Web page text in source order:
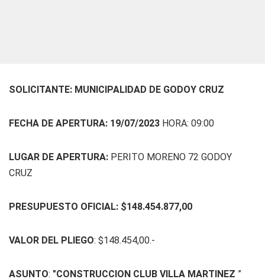
SOLICITANTE: MUNICIPALIDAD DE GODOY CRUZ
FECHA DE APERTURA: 19/07/2023 HORA: 09:00
LUGAR DE APERTURA: PERITO MORENO 72 GODOY
CRUZ
PRESUPUESTO OFICIAL: $148.454.877,00
VALOR DEL PLIEGO: $148.454,00.-
ASUNTO: "CONSTRUCCION CLUB VILLA MARTINEZ ”